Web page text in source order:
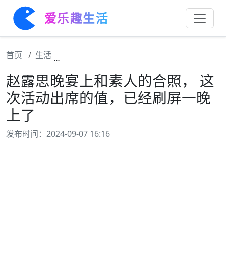
爱乐趣生活
首页 生活
赵露思晚宴上和素人的合照， 这
次活动出席的值，已经刷屏一晚
上了
发布时间：2024-09-07 16:16